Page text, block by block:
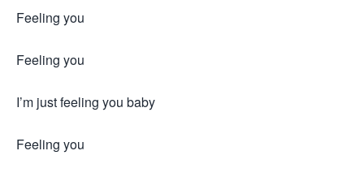
Feeling you
Feeling you
I’m just feeling you baby
Feeling you